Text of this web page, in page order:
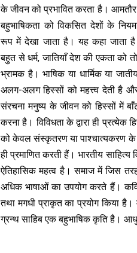
के जीवन को प्रभावित करता है।
बहुभाषिकता को विकसित देशों के
रूप में देखा जाता है। यह कहा जाता है
बहुत से धर्म, जातियाँ देश की एकता को
भ्रामक है। भाषिक या धार्मिक या
अलग-अलग हिस्सों को महत्त्व देती है
संरचना मनुष्य के जीवन को हिस्सों में
करना है। विविधता के द्वारा ही प्रत्येक
को केवल संस्कृतरण या पाश्चात्यकरण के
ही प्रमाणित करती हैं। भारतीय
ऐतिहासिक महत्व है। समाज में जिस
अधिक भाषाओं का उपयोग करते हैं।
तथा मगधी प्राकृत का प्रयोग किया
ग्रन्थ साहिब एक बहुभाषिक कृति है।